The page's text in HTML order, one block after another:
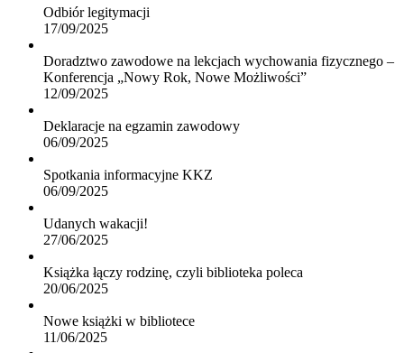
Odbiór legitymacji
17/09/2025
Doradztwo zawodowe na lekcjach wychowania fizycznego –
Konferencja „Nowy Rok, Nowe Możliwości”
12/09/2025
Deklaracje na egzamin zawodowy
06/09/2025
Spotkania informacyjne KKZ
06/09/2025
Udanych wakacji!
27/06/2025
Książka łączy rodzinę, czyli biblioteka poleca
20/06/2025
Nowe książki w bibliotece
11/06/2025